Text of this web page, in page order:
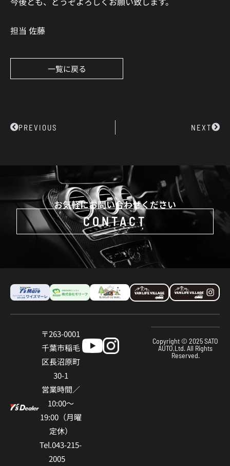
担当 佐藤
一覧に戻る
PrevPREVIOUS NEXTNext
お気軽にお問い合わせください
CONTACT
〒263-0001
千葉市稲⽑
区⻑沼原町
30-1
営業時間／
10:00〜
19:00（⽉曜
定休）
Tel.043-215-
2005
Copyright © 2025 SATO
AUTO,Ltd. All Rights
Reserved.